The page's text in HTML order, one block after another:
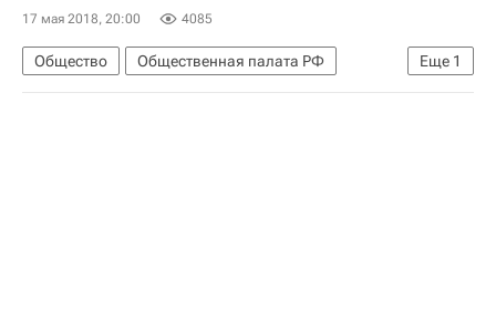
17 мая 2018, 20:00 4085
Еще 1
Общество
Общественная палата РФ
Россия